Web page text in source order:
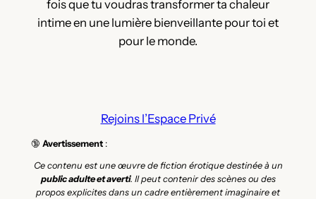
fois que tu voudras transformer ta chaleur
intime en une lumière bienveillante pour toi et
pour le monde.
Rejoins l’Espace Privé
🔞 Avertissement:
Ce contenu est une œuvre de fiction érotique destinée à un
public adulte et averti. Il peut contenir des scènes ou des
propos explicites dans un cadre entièrement imaginaire et